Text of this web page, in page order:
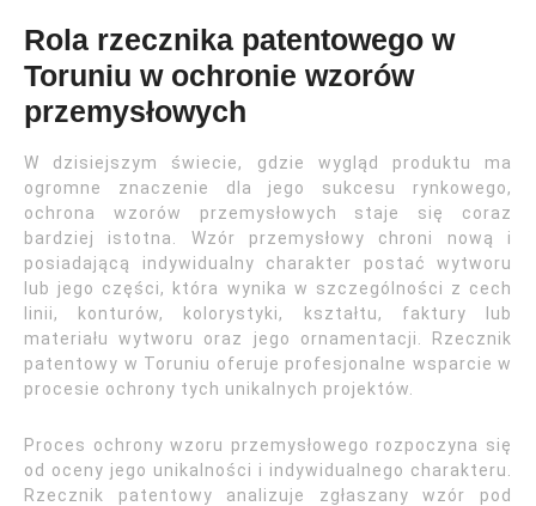
Rola rzecznika patentowego w
Toruniu w ochronie wzorów
przemysłowych
W dzisiejszym świecie, gdzie wygląd produktu ma
ogromne znaczenie dla jego sukcesu rynkowego,
ochrona wzorów przemysłowych staje się coraz
bardziej istotna. Wzór przemysłowy chroni nową i
posiadającą indywidualny charakter postać wytworu
lub jego części, która wynika w szczególności z cech
linii, konturów, kolorystyki, kształtu, faktury lub
materiału wytworu oraz jego ornamentacji. Rzecznik
patentowy w Toruniu oferuje profesjonalne wsparcie w
procesie ochrony tych unikalnych projektów.
Proces ochrony wzoru przemysłowego rozpoczyna się
od oceny jego unikalności i indywidualnego charakteru.
Rzecznik patentowy analizuje zgłaszany wzór pod